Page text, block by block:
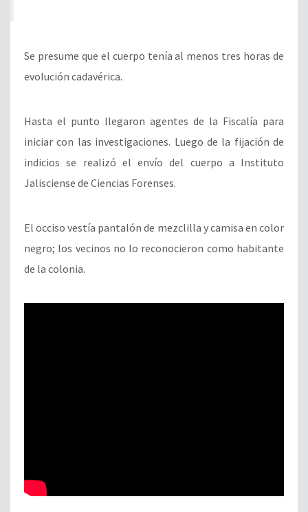
Se presume que el cuerpo tenía al menos tres horas de
evolución cadavérica.
Hasta el punto llegaron agentes de la Fiscalía para
iniciar con las investigaciones. Luego de la fijación de
indicios se realizó el envío del cuerpo a Instituto
Jalisciense de Ciencias Forenses.
El occiso vestía pantalón de mezclilla y camisa en color
negro; los vecinos no lo reconocieron como habitante
de la colonia.